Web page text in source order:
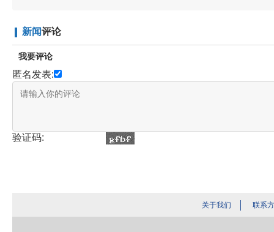
新闻评论
我要评论
匿名发表:
验证码:
关于我们 联系